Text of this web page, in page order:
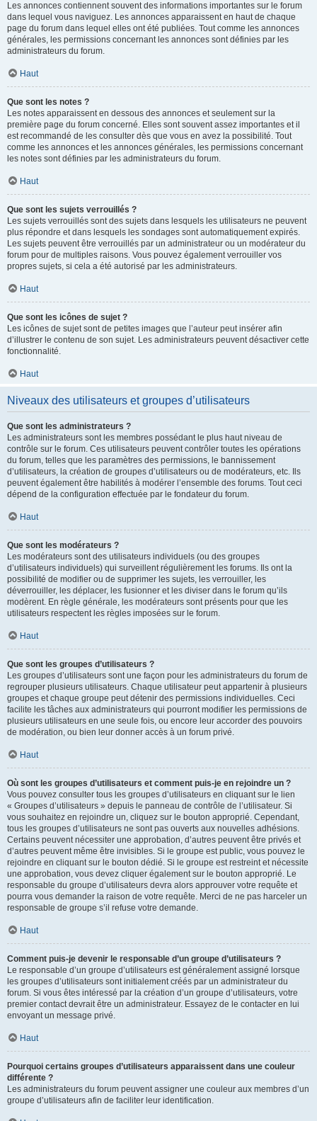
Les annonces contiennent souvent des informations importantes sur le forum
dans lequel vous naviguez. Les annonces apparaissent en haut de chaque
page du forum dans lequel elles ont été publiées. Tout comme les annonces
générales, les permissions concernant les annonces sont définies par les
administrateurs du forum.
Haut
Que sont les notes ?
Les notes apparaissent en dessous des annonces et seulement sur la
première page du forum concerné. Elles sont souvent assez importantes et il
est recommandé de les consulter dès que vous en avez la possibilité. Tout
comme les annonces et les annonces générales, les permissions concernant
les notes sont définies par les administrateurs du forum.
Haut
Que sont les sujets verrouillés ?
Les sujets verrouillés sont des sujets dans lesquels les utilisateurs ne peuvent
plus répondre et dans lesquels les sondages sont automatiquement expirés.
Les sujets peuvent être verrouillés par un administrateur ou un modérateur du
forum pour de multiples raisons. Vous pouvez également verrouiller vos
propres sujets, si cela a été autorisé par les administrateurs.
Haut
Que sont les icônes de sujet ?
Les icônes de sujet sont de petites images que l’auteur peut insérer afin
d’illustrer le contenu de son sujet. Les administrateurs peuvent désactiver cette
fonctionnalité.
Haut
Niveaux des utilisateurs et groupes d’utilisateurs
Que sont les administrateurs ?
Les administrateurs sont les membres possédant le plus haut niveau de
contrôle sur le forum. Ces utilisateurs peuvent contrôler toutes les opérations
du forum, telles que les paramètres des permissions, le bannissement
d’utilisateurs, la création de groupes d’utilisateurs ou de modérateurs, etc. Ils
peuvent également être habilités à modérer l’ensemble des forums. Tout ceci
dépend de la configuration effectuée par le fondateur du forum.
Haut
Que sont les modérateurs ?
Les modérateurs sont des utilisateurs individuels (ou des groupes
d’utilisateurs individuels) qui surveillent régulièrement les forums. Ils ont la
possibilité de modifier ou de supprimer les sujets, les verrouiller, les
déverrouiller, les déplacer, les fusionner et les diviser dans le forum qu’ils
modèrent. En règle générale, les modérateurs sont présents pour que les
utilisateurs respectent les règles imposées sur le forum.
Haut
Que sont les groupes d’utilisateurs ?
Les groupes d’utilisateurs sont une façon pour les administrateurs du forum de
regrouper plusieurs utilisateurs. Chaque utilisateur peut appartenir à plusieurs
groupes et chaque groupe peut détenir des permissions individuelles. Ceci
facilite les tâches aux administrateurs qui pourront modifier les permissions de
plusieurs utilisateurs en une seule fois, ou encore leur accorder des pouvoirs
de modération, ou bien leur donner accès à un forum privé.
Haut
Où sont les groupes d’utilisateurs et comment puis-je en rejoindre un ?
Vous pouvez consulter tous les groupes d’utilisateurs en cliquant sur le lien
« Groupes d’utilisateurs » depuis le panneau de contrôle de l’utilisateur. Si
vous souhaitez en rejoindre un, cliquez sur le bouton approprié. Cependant,
tous les groupes d’utilisateurs ne sont pas ouverts aux nouvelles adhésions.
Certains peuvent nécessiter une approbation, d’autres peuvent être privés et
d’autres peuvent même être invisibles. Si le groupe est public, vous pouvez le
rejoindre en cliquant sur le bouton dédié. Si le groupe est restreint et nécessite
une approbation, vous devez cliquer également sur le bouton approprié. Le
responsable du groupe d’utilisateurs devra alors approuver votre requête et
pourra vous demander la raison de votre requête. Merci de ne pas harceler un
responsable de groupe s’il refuse votre demande.
Haut
Comment puis-je devenir le responsable d’un groupe d’utilisateurs ?
Le responsable d’un groupe d’utilisateurs est généralement assigné lorsque
les groupes d’utilisateurs sont initialement créés par un administrateur du
forum. Si vous êtes intéressé par la création d’un groupe d’utilisateurs, votre
premier contact devrait être un administrateur. Essayez de le contacter en lui
envoyant un message privé.
Haut
Pourquoi certains groupes d’utilisateurs apparaissent dans une couleur
différente ?
Les administrateurs du forum peuvent assigner une couleur aux membres d’un
groupe d’utilisateurs afin de faciliter leur identification.